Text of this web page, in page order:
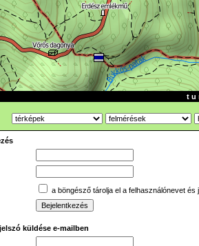
t u
a böngésző tárolja el a felhasználónevet és
küldése e-mailben